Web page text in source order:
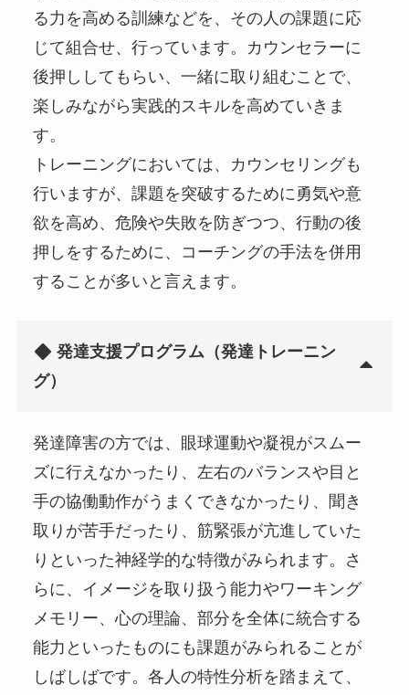
る力を高める訓練などを、その人の課題に応
じて組合せ、行っています。カウンセラーに
後押ししてもらい、一緒に取り組むことで、
楽しみながら実践的スキルを高めていきま
す。
トレーニングにおいては、カウンセリングも
行いますが、課題を突破するために勇気や意
欲を高め、危険や失敗を防ぎつつ、行動の後
押しをするために、コーチングの手法を併用
することが多いと言えます。
発達支援プログラム（発達トレーニン
グ）
発達障害の方では、眼球運動や凝視がスムー
ズに行えなかったり、左右のバランスや目と
手の協働動作がうまくできなかったり、聞き
取りが苦手だったり、筋緊張が亢進していた
りといった神経学的な特徴がみられます。さ
らに、イメージを取り扱う能力やワーキング
メモリー、心の理論、部分を全体に統合する
能力といったものにも課題がみられることが
しばしばです。各人の特性分析を踏まえて、